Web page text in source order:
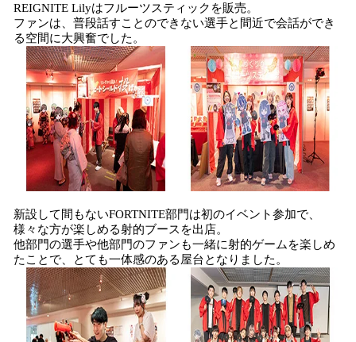
REIGNITE Lilyはフルーツスティックを販売。
ファンは、普段話すことのできない選手と間近で会話ができ
る空間に大興奮でした。
新設して間もないFORTNITE部門は初のイベント参加で、
様々な方が楽しめる射的ブースを出店。
他部門の選手や他部門のファンも一緒に射的ゲームを楽しめ
たことで、とても一体感のある屋台となりました。